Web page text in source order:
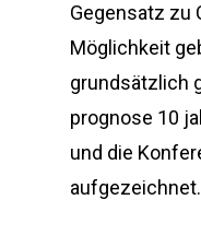
Gegensatz zu
Möglichkeit
grundsätzlich
prognose 10
und die
aufgezeichnet.